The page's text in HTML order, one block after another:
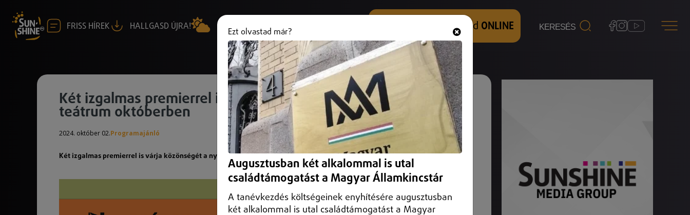
FRISS HÍREK HALLGASD ÚJRA! +36 (20) 316 3000 Hallgasd és nézd ONLINE
Két izgalmas premierrel is várja közönségét a nyíregyházi
teátrum októberben
2024. október 02.Programajánló
Két izgalmas premierrel is várja közönségét a nyíregyházi teátrum októberben
Ezt olvastad már?
Augusztusban két alkalommal is utal
családtámogatást a Magyar Államkincstár
A tanévkezdés költségeinek enyhítésére augusztusban
két alkalommal is utal családtámogatást a Magyar